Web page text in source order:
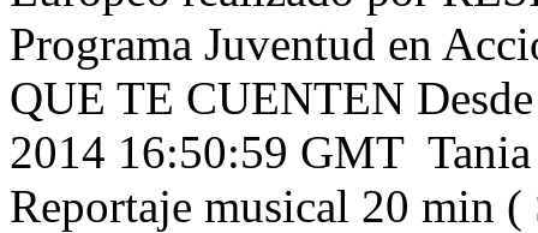
Programa Juventud en
QUE TE CUENTEN
2014 16:50:59 GMT
Reportaje musical 20 min